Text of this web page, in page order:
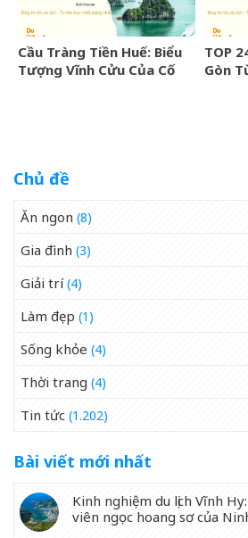
Cầu Tràng Tiền Huế: Biểu
Tượng Vĩnh Cửu Của Cố
TOP
Gòn
Chủ đề
Ăn ngon (8)
Gia đình (3)
Giải trí(4)
Làm đẹp (1)
Sống khỏe (4)
Thời trang (4)
Tin tức (1.202)
Bài viết mới nhất
Kinh nghiệm du lịch Vĩnh
viên ngọc hoang sơ của